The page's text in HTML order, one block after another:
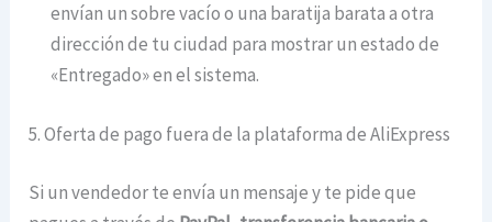
envían un sobre vacío o una baratija barata a otra
dirección de tu ciudad para mostrar un estado de
«Entregado» en el sistema.
5. Oferta de pago fuera de la plataforma de AliExpress
Si un vendedor te envía un mensaje y te pide que